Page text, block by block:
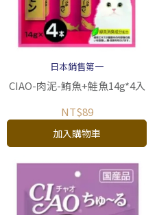
日本銷售第一
CIAO-肉泥-鮪魚+鮭魚14g*4入
NT$89
加入購物車